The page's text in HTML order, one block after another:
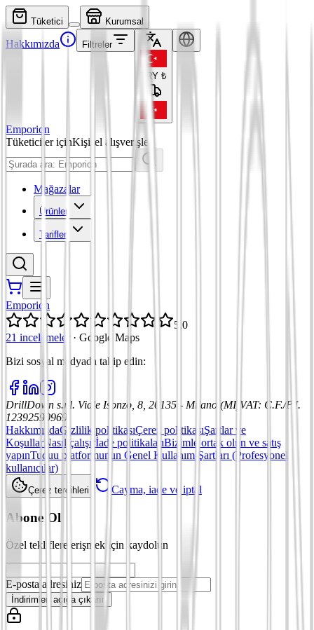
Tüketici Kurumsal
Hakkımızda Filtreler
TRY ₺
Emporion
Tüketiciler içinKişisel alışverişler
Mağazalar
Ürünler
Tarifler
Emporion
5,0
21 incelemeler
· Google Maps
Bizi sosyal medyada takip edin:
DrillDown s.r.l. Viale Isonzo, 8, 20135 - Milano (MI) VAT: C.F./P.I.
12392590969
HakkımızdaGizlilik politikasıÇerez politikasıŞartlar ve
KoşullarNasıl çalışırİade politikalarıBizimle ortak olun ve satış
yapınTuduu platformunun Genel Kullanım Şartları (Profesyonel
kullanıcılar)
Çerez tercihleri Cayma, iade ve iptal
Abone Ol
Özel tekliflere erişmek için kaydolun
E-posta adresiniz
İndirimleri açığa çıkarın